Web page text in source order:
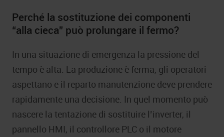
Perché la sostituzione dei componenti
“alla cieca” può prolungare il fermo?
In una situazione di emergenza la pressione del
tempo è alta. La produzione è ferma, gli operatori
aspettano e il reparto manutenzione deve prendere
rapidamente una decisione. In quel momento può
nascere la tentazione di sostituire l’inverter, il
pannello HMI, il controllore PLC o il motore